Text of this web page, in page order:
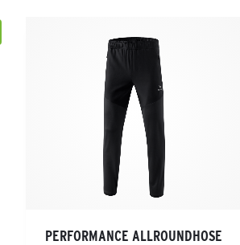
PERFORMANCE ALLROUNDHOSE